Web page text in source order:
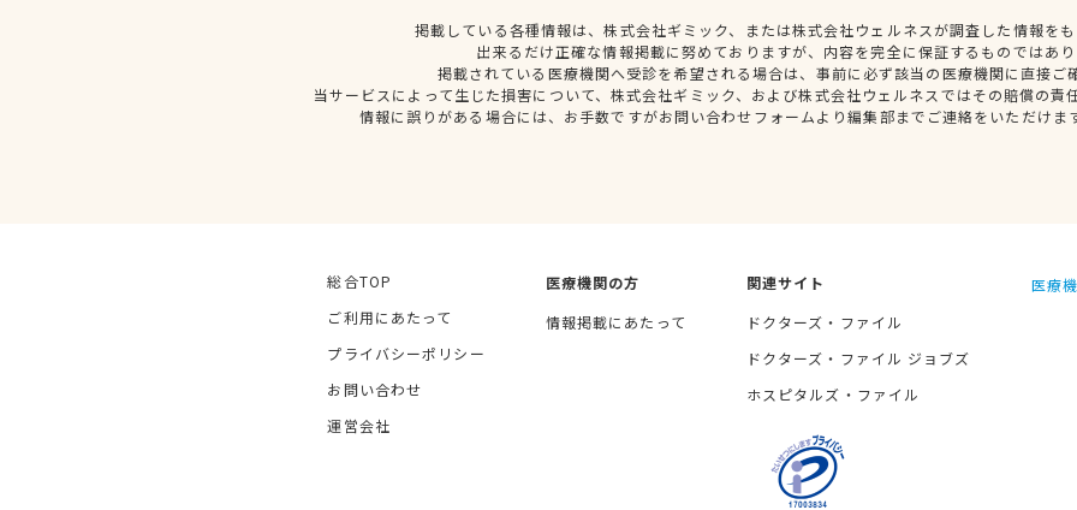
掲載している各種情報は、株式会社ギミック、または株式会社ウェルネスが調査した情報を
出来るだけ正確な情報掲載に努めておりますが、内容を完全に保証するものではあ
掲載されている医療機関へ受診を希望される場合は、事前に必ず該当の医療機関に直接ご
当サービスによって生じた損害について、株式会社ギミック、および株式会社ウェルネスではその賠償の責
情報に誤りがある場合には、お手数ですがお問い合わせフォームより編集部までご連絡をいただけま
総合TOP
ご利用にあたって
プライバシーポリシー
お問い合わせ
運営会社
医療機関の方
情報掲載にあたって
関連サイト
ドクターズ・ファイル
ドクターズ・ファイル ジョブズ
ホスピタルズ・ファイル
医療